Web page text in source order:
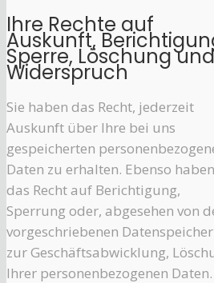
Ihre Rechte auf
Auskunft,
Sperre, Löschung und
Widerspruch
Sie haben das Recht, jederzeit
Auskunft über Ihre bei uns
gespeicherten
Daten zu erhalten. Ebenso
das Recht auf Berichtigung,
Sperrung oder, abgesehen von
vorgeschriebenen
zur Geschäftsabwicklung,
Ihrer personenbezogenen Daten.